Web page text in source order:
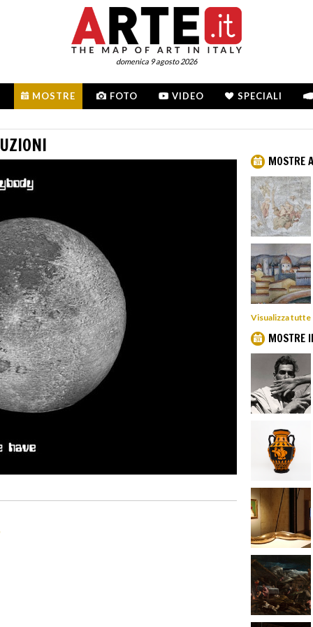
domenica 9 agosto 2026
MOSTRE FOTO VIDEO SPECIALI
MOSTRE
Visualizza tutte
MOSTRE